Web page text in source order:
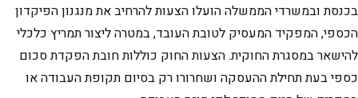
בכנסת ובמשרדי הממשלה הועלו הצעות להרחיב את מנגנון הפיקדון
הכספי, המפקיד המעסיק לטובת העובד, במטרה ליצור תמריץ כלכלי
להישאר במסגרת החוקית. הצעות החוק כוללות חובת הפקדת סכום
כספי בעת תחילת ההעסקה ושחרורו רק בסיום תקופת העבודה או